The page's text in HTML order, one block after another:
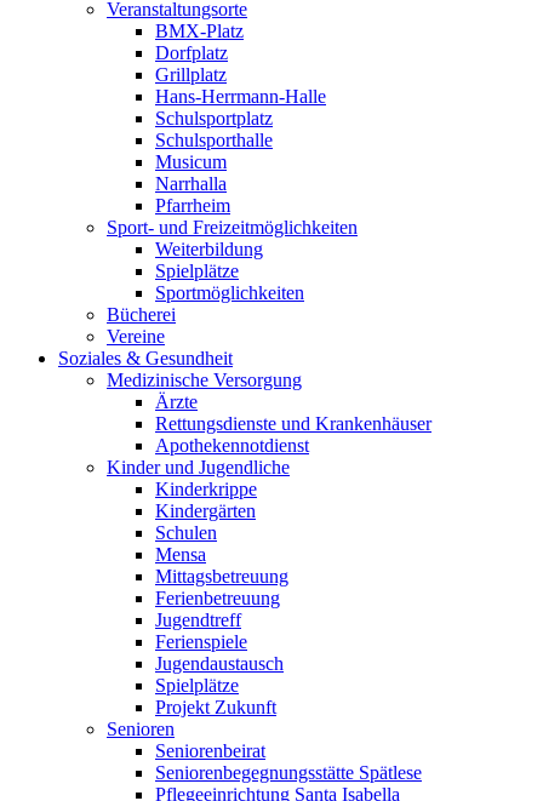
Veranstaltungsorte
BMX-Platz
Dorfplatz
Grillplatz
Hans-Herrmann-Halle
Schulsportplatz
Schulsporthalle
Musicum
Narrhalla
Pfarrheim
Sport- und Freizeitmöglichkeiten
Weiterbildung
Spielplätze
Sportmöglichkeiten
Bücherei
Vereine
Soziales & Gesundheit
Medizinische Versorgung
Ärzte
Rettungsdienste und Krankenhäuser
Apothekennotdienst
Kinder und Jugendliche
Kinderkrippe
Kindergärten
Schulen
Mensa
Mittagsbetreuung
Ferienbetreuung
Jugendtreff
Ferienspiele
Jugendaustausch
Spielplätze
Projekt Zukunft
Senioren
Seniorenbeirat
Seniorenbegegnungsstätte Spätlese
Pflegeeinrichtung Santa Isabella